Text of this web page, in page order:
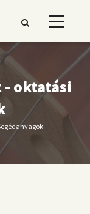
- oktatási